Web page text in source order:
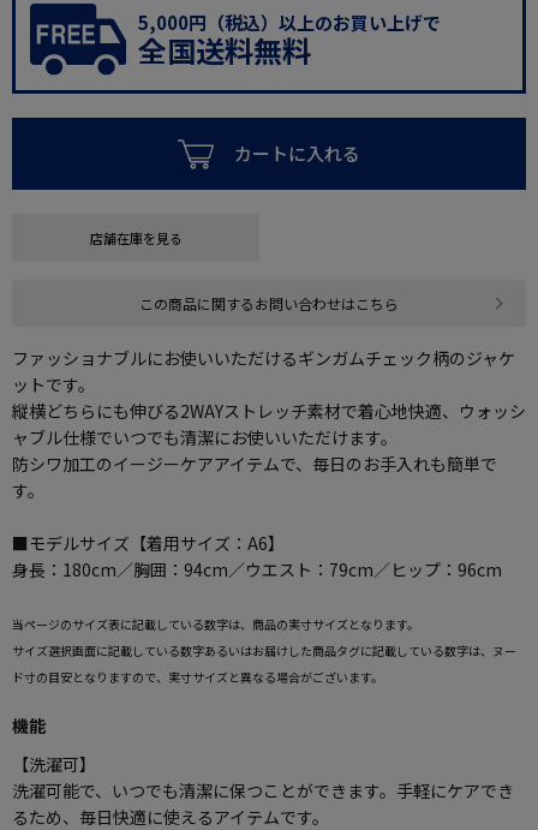
5,000円（税込）以上のお買い上げで
全国送料無料
カートに入れる
店舗在庫を見る
この商品に関するお問い合わせはこちら
ファッショナブルにお使いいただけるギンガムチェック柄のジャケ
ットです。
縦横どちらにも伸びる2WAYストレッチ素材で着心地快適、ウォッシ
ャブル仕様でいつでも清潔にお使いいただけます。
防シワ加工のイージーケアアイテムで、毎日のお手入れも簡単で
す。
■モデルサイズ【着用サイズ：A6】
身長：180cm／胸囲：94cm／ウエスト：79cm／ヒップ：96cm
当ページのサイズ表に記載している数字は、商品の実寸サイズとなります。
サイズ選択画面に記載している数字あるいはお届けした商品タグに記載している数字は、ヌー
ド寸の目安となりますので、実寸サイズと異なる場合がございます。
機能
【洗濯可】
洗濯可能で、いつでも清潔に保つことができます。手軽にケアでき
るため、毎日快適に使えるアイテムです。